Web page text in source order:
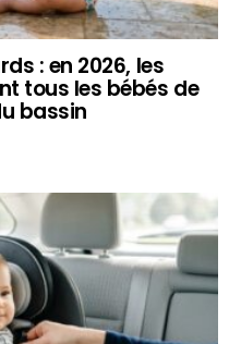
: en 2026, les
tous les bébés de
bassin